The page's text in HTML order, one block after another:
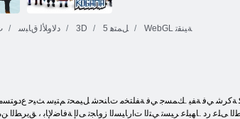
ﺩﻻ ﻭﻸ ﻟ ﻕﺎﺒﺳ 3D 5 ﻞﻤﺘﻫ WebGL ﺔﻴﻨﻘﺗ
ﻰﻠﻋ ﺭﺩ .ﺎﻬﻴﻠﻋ ﺮﻴﺴﺗ ﻲﺘﻟﺍ ﺕﺍﺭﺎﻴﺴﻟﺍ ﺯﻭﺎﺠﺗ ﻰﻟﺇ ﺔﻓﺎﺿﻹ ﺎﺑ ،